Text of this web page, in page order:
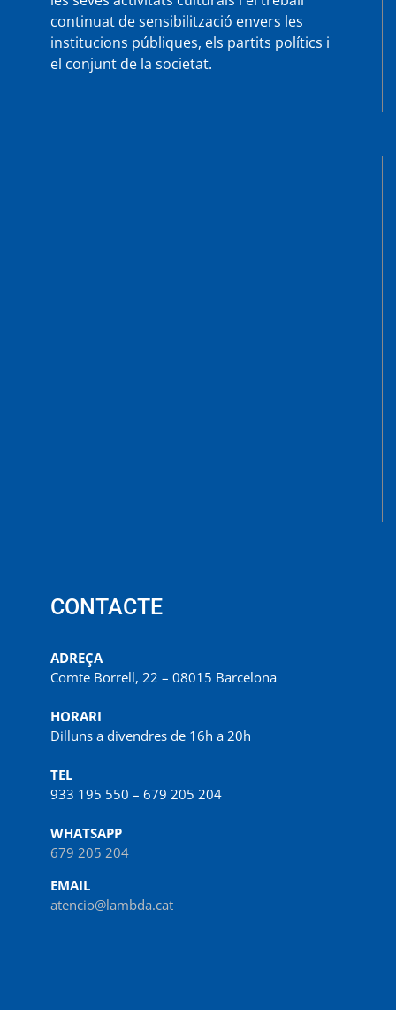
continuat de sensibilització envers les
institucions públiques, els partits polítics i
el conjunt de la societat.
CONTACTE
ADREÇA
Comte Borrell, 22 – 08015 Barcelona
HORARI
Dilluns a divendres de 16h a 20h
TEL
933 195 550 – 679 205 204
WHATSAPP
679 205 204
EMAIL
atencio@lambda.cat